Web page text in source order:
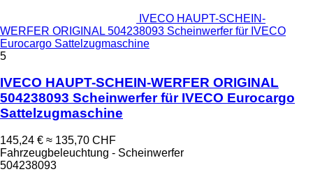
IVECO HAUPT-SCHEIN-
WERFER ORIGINAL 504238093 Scheinwerfer für IVECO
Eurocargo Sattelzugmaschine
5
IVECO HAUPT-SCHEIN-WERFER ORIGINAL
504238093 Scheinwerfer für IVECO Eurocargo
Sattelzugmaschine
145,24 € ≈ 135,70 CHF
Fahrzeugbeleuchtung - Scheinwerfer
504238093